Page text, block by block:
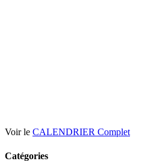
Voir le CALENDRIER Complet
Catégories